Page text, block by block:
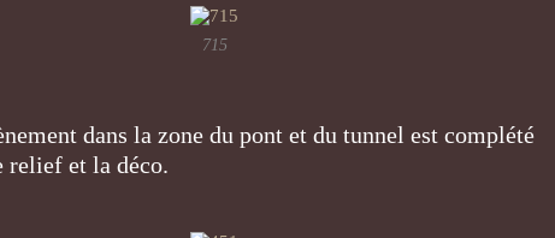
715
dans la zone du pont et du tunnel est complété
relief et la déco.